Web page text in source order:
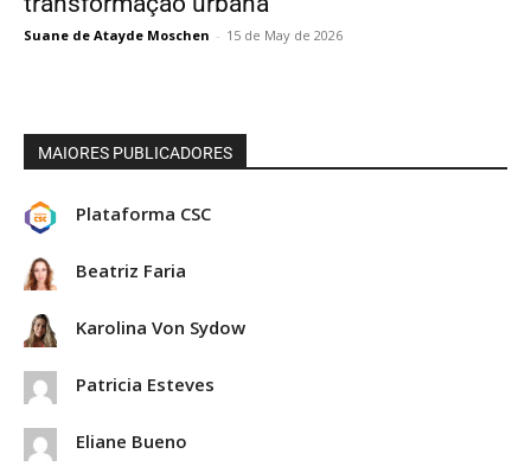
Suane de Atayde Moschen - 15 de May de 2026
MAIORES PUBLICADORES
Plataforma CSC
Beatriz Faria
Karolina Von Sydow
Patricia Esteves
Eliane Bueno